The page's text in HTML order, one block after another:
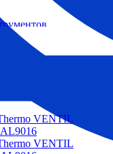
VENTIL
VENTIL